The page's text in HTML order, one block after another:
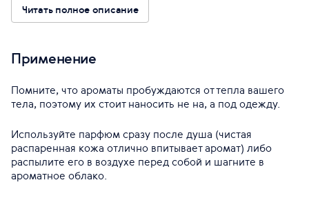
Читать полное описание
Применение
Помните, что ароматы пробуждаются от тепла вашего
тела, поэтому их стоит наносить не на, а под одежду.
Используйте парфюм сразу после душа (чистая
распаренная кожа отлично впитывает аромат) либо
распылите его в воздухе перед собой и шагните в
ароматное облако.